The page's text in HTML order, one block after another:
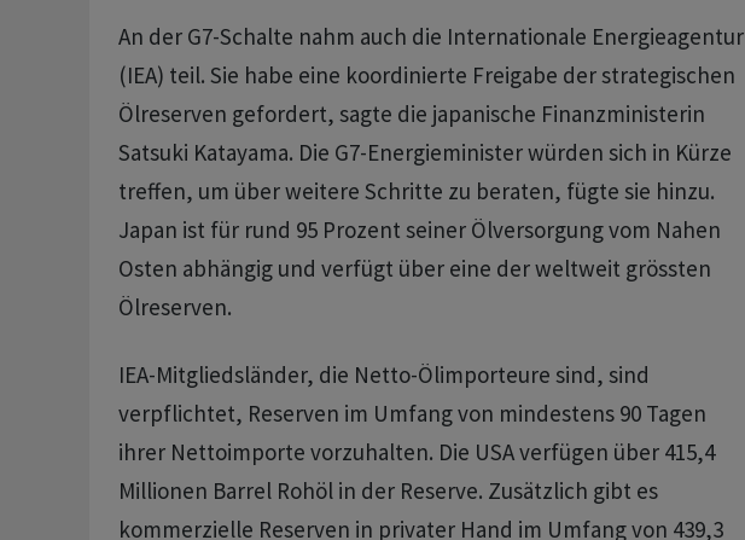
An der ⁠G7-Schalte nahm auch die Internationale Energieagentur
(IEA) teil. Sie habe eine koordinierte Freigabe der strategischen ​
Ölreserven gefordert, sagte die japanische Finanzministerin
⁠Satsuki Katayama. Die G7-Energieminister würden sich in Kürze
treffen, um über weitere Schritte zu beraten, fügte sie hinzu.
Japan ist für rund ‌95 Prozent seiner Ölversorgung vom Nahen
Osten abhängig und verfügt über eine der weltweit grössten
Ölreserven.
IEA-Mitgliedsländer, die Netto-Ölimporteure sind, sind
verpflichtet, Reserven im Umfang von mindestens 90 Tagen
ihrer Nettoimporte vorzuhalten. Die USA verfügen über 415,4
Millionen Barrel ‌Rohöl in der Reserve. Zusätzlich gibt es
kommerzielle Reserven in privater Hand im Umfang von ​439,3